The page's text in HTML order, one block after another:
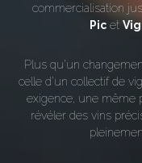
commercialisation
Picet
Plus qu’un
celle d’un collectif de
exigence, une même
révéler des vins